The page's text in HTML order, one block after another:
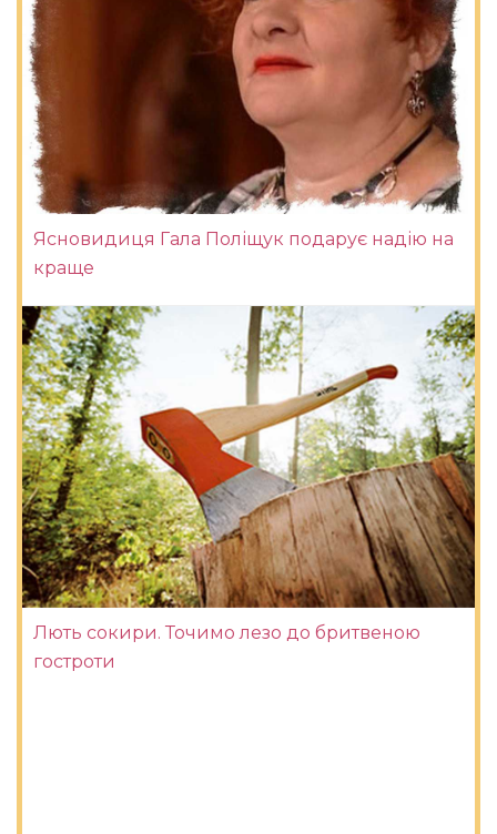
Ясновидиця Гала Поліщук подарує надію на
краще
Лють сокири. Точимо лезо до бритвеною
гостроти